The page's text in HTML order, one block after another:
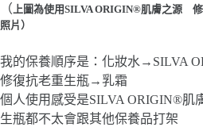
（ 上圖為使用SILVA ORIGIN®肌膚之源
照片）
我的保養順序是：化妝水→SILVA
修復抗老重生瓶→乳霜
個人使用感受是SILVA ORIGIN®
生瓶都不太會跟其他保養品打架